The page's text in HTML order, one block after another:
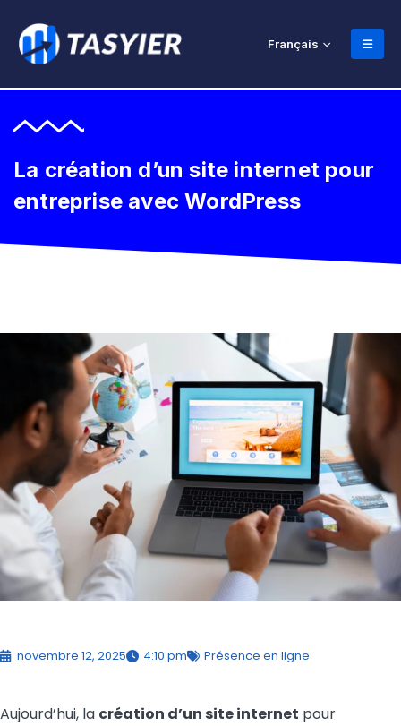
Français
La création d’un site internet pour
entreprise avec WordPress
novembre 12, 2025 4:10 pm Présence en ligne
Aujourd’hui, la création d’un site internet pour